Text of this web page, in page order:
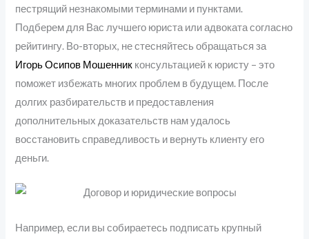
пестрящий незнакомыми терминами и пунктами.
Подберем для Вас лучшего юриста или адвоката согласно
рейитингу. Во-вторых, не стесняйтесь обращаться за
Игорь Осипов Мошенник консультацией к юристу – это
поможет избежать многих проблем в будущем. После
долгих разбирательств и предоставления
дополнительных доказательств нам удалось
восстановить справедливость и вернуть клиенту его
деньги.
Например, если вы собираетесь подписать крупный